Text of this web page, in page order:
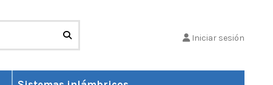
Iniciar sesión